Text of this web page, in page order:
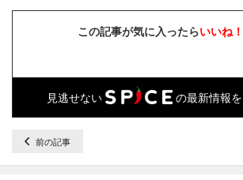
この記事が気に入ったらいいね！
見逃せない の最新情報
前の記事